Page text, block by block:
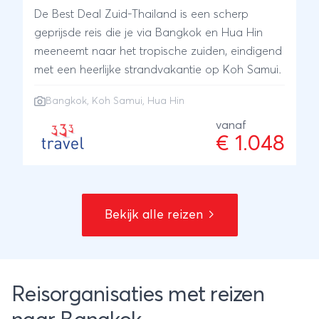
De Best Deal Zuid-Thailand is een scherp
geprijsde reis die je via Bangkok en Hua Hin
meeneemt naar het tropische zuiden, eindigend
met een heerlijke strandvakantie op Koh Samui.
Bangkok, Koh Samui, Hua Hin
vanaf
€ 1.048
Bekijk alle reizen
Reisorganisaties met reizen